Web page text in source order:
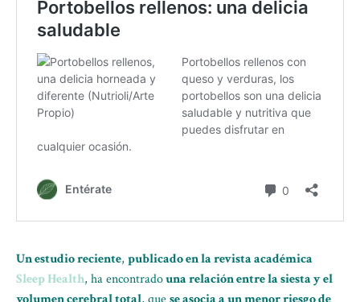
Un estudio reciente, publicado en la revista académica
Sleep Health, ha encontradouna relación entre la siesta y el